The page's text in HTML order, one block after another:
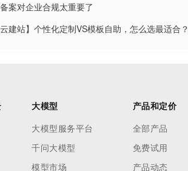
案对企业合规太重要了
云建站】个性化定制VS模板自助，怎么选最适合？